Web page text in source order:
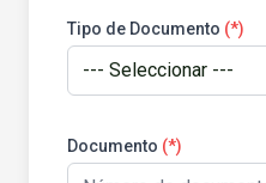
Tipo de Documento (*)
Documento (*)